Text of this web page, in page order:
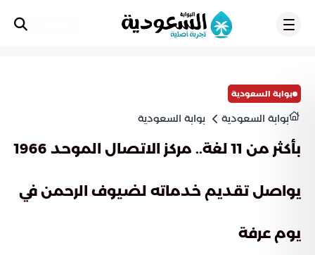
بوابة السعودية
بوابة السعودية بوابة السعودية
بأكثر من 11 لغة.. مركز الاتصال الموحد 1966
يواصل تقديم خدماته لضيوف الرحمن في
يوم عرفة